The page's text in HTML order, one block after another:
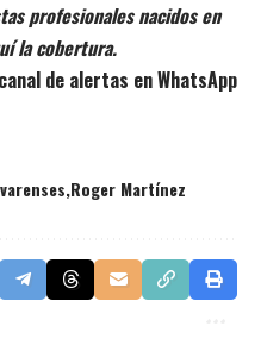
profesionales nacidos en
la cobertura.
de alertas en WhatsApp
Roger Martínez